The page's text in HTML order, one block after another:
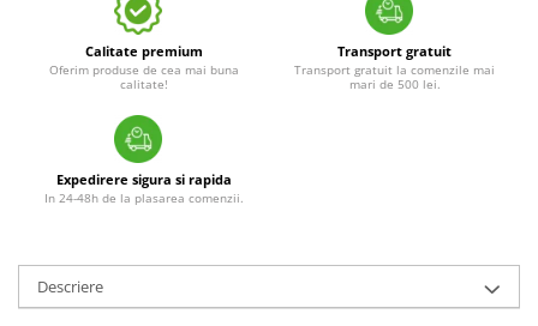
Calitate premium
Oferim produse de cea mai buna
calitate!
Transport gratuit
Transport gratuit la comenzile mai
mari de 500 lei.
Expedirere sigura si rapida
In 24-48h de la plasarea comenzii.
Descriere